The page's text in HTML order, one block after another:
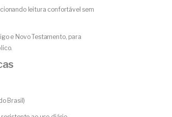
leitura confortável sem
e Novo Testamento, para
Brasil)